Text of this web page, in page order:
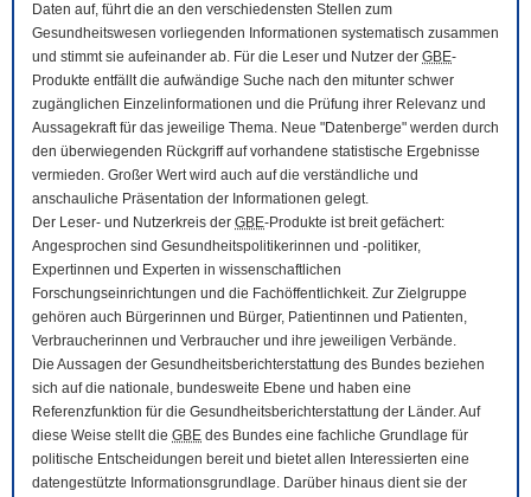
Daten auf, führt die an den verschiedensten Stellen zum
Gesundheitswesen vorliegenden Informationen systematisch zusammen
und stimmt sie aufeinander ab. Für die Leser und Nutzer der GBE-
Produkte entfällt die aufwändige Suche nach den mitunter schwer
zugänglichen Einzelinformationen und die Prüfung ihrer Relevanz und
Aussagekraft für das jeweilige Thema. Neue "Datenberge" werden durch
den überwiegenden Rückgriff auf vorhandene statistische Ergebnisse
vermieden. Großer Wert wird auch auf die verständliche und
anschauliche Präsentation der Informationen gelegt.
Der Leser- und Nutzerkreis der GBE-Produkte ist breit gefächert:
Angesprochen sind Gesundheitspolitikerinnen und -politiker,
Expertinnen und Experten in wissenschaftlichen
Forschungseinrichtungen und die Fachöffentlichkeit. Zur Zielgruppe
gehören auch Bürgerinnen und Bürger, Patientinnen und Patienten,
Verbraucherinnen und Verbraucher und ihre jeweiligen Verbände.
Die Aussagen der Gesundheitsberichterstattung des Bundes beziehen
sich auf die nationale, bundesweite Ebene und haben eine
Referenzfunktion für die Gesundheitsberichterstattung der Länder. Auf
diese Weise stellt die GBE des Bundes eine fachliche Grundlage für
politische Entscheidungen bereit und bietet allen Interessierten eine
datengestützte Informationsgrundlage. Darüber hinaus dient sie der